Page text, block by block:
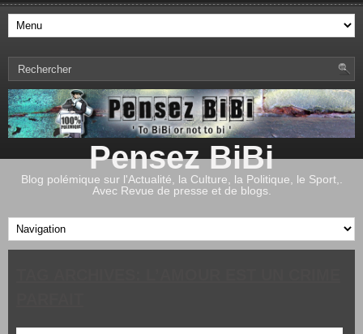
Pensez BiBi
Blog polémique sur l'Actualité, la Culture, la Politique, le Sport,.
Avec Revue de presse et de blogs.